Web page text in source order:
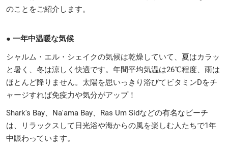
のことをご紹介します。
● 一年中温暖な気候
シャルム・エル・シェイクの気候は乾燥していて、夏はカラッ
と暑く、冬は涼しく快適です。年間平均気温は26℃程度、雨は
ほとんど降りません。太陽を思いっきり浴びてビタミンDをチ
ャージすれば免疫力や気分がアップ！
Shark's Bay、Na'ama Bay、Ras Um Sidなどの有名なビーチ
は、リラックスして日光浴や海からの風を楽しむ人たちで1年
中賑わっています。